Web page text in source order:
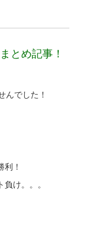
とめ記事！
んでした！
！
け。。。